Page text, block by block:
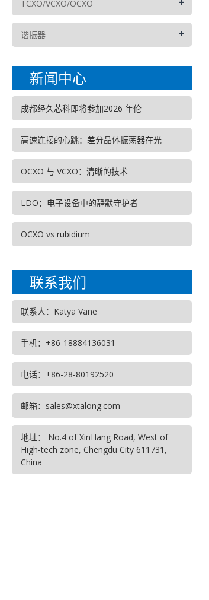
TCXO/VCXO/OCXO
谐振器 +
新闻中心
成都经久芯科即将参加2026 年伦
高速连接的心跳：差分晶体振荡器在光
OCXO 与 VCXO：清晰的技术
LDO：电子设备中的静默守护者
OCXO vs rubidium
联系我们
联系人：Katya Vane
手机：+86-18884136031
电话：+86-28-80192520
邮箱：sales@xtalong.com
地址： No.4 of XinHang Road, West of
High-tech zone, Chengdu City 611731,
China